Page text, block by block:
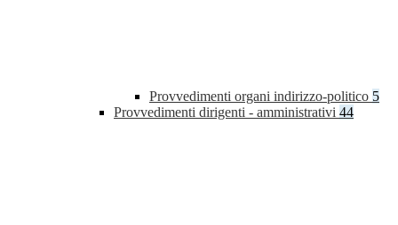
Provvedimenti organi indirizzo-politico 5
Provvedimenti dirigenti - amministrativi 44